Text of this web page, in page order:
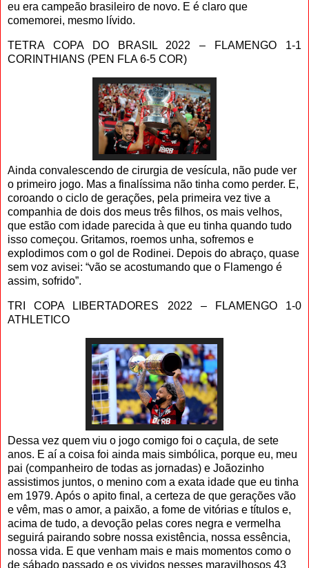
eu era campeão brasileiro de novo. E é claro que
comemorei, mesmo lívido.
TETRA COPA DO BRASIL 2022 – FLAMENGO 1-1
CORINTHIANS (PEN FLA 6-5 COR)
Ainda convalescendo de cirurgia de vesícula, não pude ver
o primeiro jogo. Mas a finalíssima não tinha como perder. E,
coroando o ciclo de gerações, pela primeira vez tive a
companhia de dois dos meus três filhos, os mais velhos,
que estão com idade parecida à que eu tinha quando tudo
isso começou. Gritamos, roemos unha, sofremos e
explodimos com o gol de Rodinei. Depois do abraço, quase
sem voz avisei: “vão se acostumando que o Flamengo é
assim, sofrido”.
TRI COPA LIBERTADORES 2022 – FLAMENGO 1-0
ATHLETICO
Dessa vez quem viu o jogo comigo foi o caçula, de sete
anos. E aí a coisa foi ainda mais simbólica, porque eu, meu
pai (companheiro de todas as jornadas) e Joãozinho
assistimos juntos, o menino com a exata idade que eu tinha
em 1979. Após o apito final, a certeza de que gerações vão
e vêm, mas o amor, a paixão, a fome de vitórias e títulos e,
acima de tudo, a devoção pelas cores negra e vermelha
seguirá pairando sobre nossa existência, nossa essência,
nossa vida. E que venham mais e mais momentos como o
de sábado passado e os vividos nesses maravilhosos 43